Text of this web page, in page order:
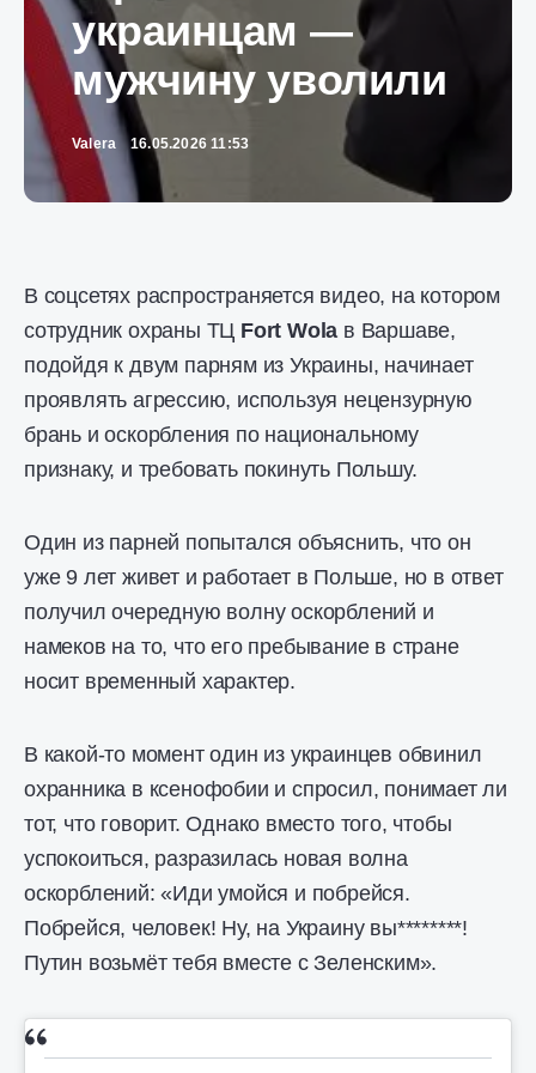
украинцам —
мужчину уволили
Valera 16.05.2026 11:53
В соцсетях распространяется видео, на котором
сотрудник охраны ТЦ Fort Wola в Варшаве,
подойдя к двум парням из Украины, начинает
проявлять агрессию, используя нецензурную
брань и оскорбления по национальному
признаку, и требовать покинуть Польшу.
Один из парней попытался объяснить, что он
уже 9 лет живет и работает в Польше, но в ответ
получил очередную волну оскорблений и
намеков на то, что его пребывание в стране
носит временный характер.
В какой-то момент один из украинцев обвинил
охранника в ксенофобии и спросил, понимает ли
тот, что говорит. Однако вместо того, чтобы
успокоиться, разразилась новая волна
оскорблений: «Иди умойся и побрейся.
Побрейся, человек! Ну, на Украину вы********!
Путин возьмёт тебя вместе с Зеленским».